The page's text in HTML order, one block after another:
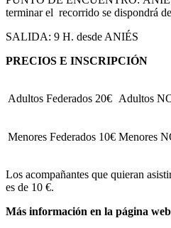
terminar el recorrido se dispondrá
SALIDA: 9 H. desde ANIÉS
PRECIOS E INSCRIPCIÓN
Adultos Federados 20€ Adultos
Menores Federados 10€ Menores
Los acompañantes que quieran
es de 10 €.
Más información en la página